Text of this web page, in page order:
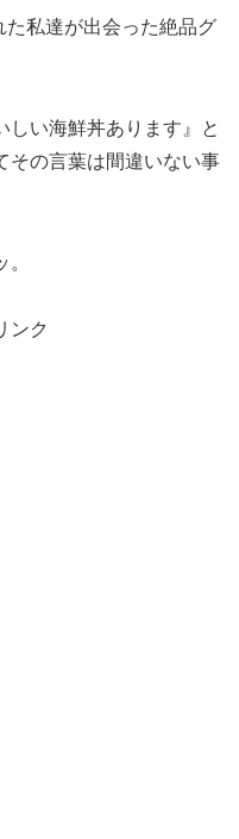
私達が出会った絶品グ
しい海鮮丼あります』と
その言葉は間違いない事
ンク